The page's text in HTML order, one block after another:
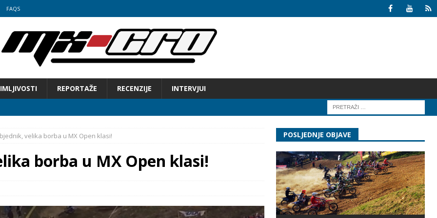
FAQS
REPORTAŽE RECENZIJE INTERVJUI
u motocrossu
velika borba u MX Open klasi!
borba u MX Open klasi!
POSLJEDNJE OBJAVE